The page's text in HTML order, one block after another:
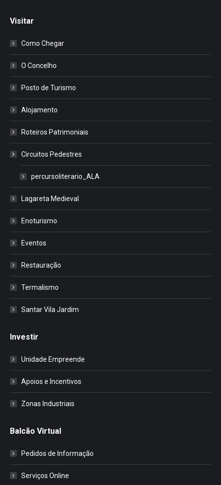
Visitar
Como Chegar
O Concelho
Posto de Turismo
Alojamento
Roteiros Patrimoniais
Circuitos Pedestres
percursoliterario_ALA
Lagareta Medieval
Enoturismo
Eventos
Restauração
Termalismo
Santar Vila Jardim
Investir
Unidade Empreende
Apoios e Incentivos
Zonas Industriais
Balcão Virtual
Pedidos de Informação
Serviços Online